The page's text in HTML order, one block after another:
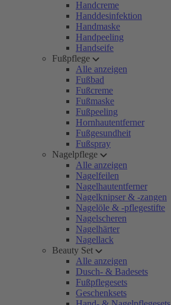
Handcreme
Handdesinfektion
Handmaske
Handpeeling
Handseife
Fußpflege
Alle anzeigen
Fußbad
Fußcreme
Fußmaske
Fußpeeling
Hornhautentferner
Fußgesundheit
Fußspray
Nagelpflege
Alle anzeigen
Nagelfeilen
Nagelhautentferner
Nagelknipser & -zangen
Nagelöle & -pflegestifte
Nagelscheren
Nagelhärter
Nagellack
Beauty Set
Alle anzeigen
Dusch- & Badesets
Fußpflegesets
Geschenksets